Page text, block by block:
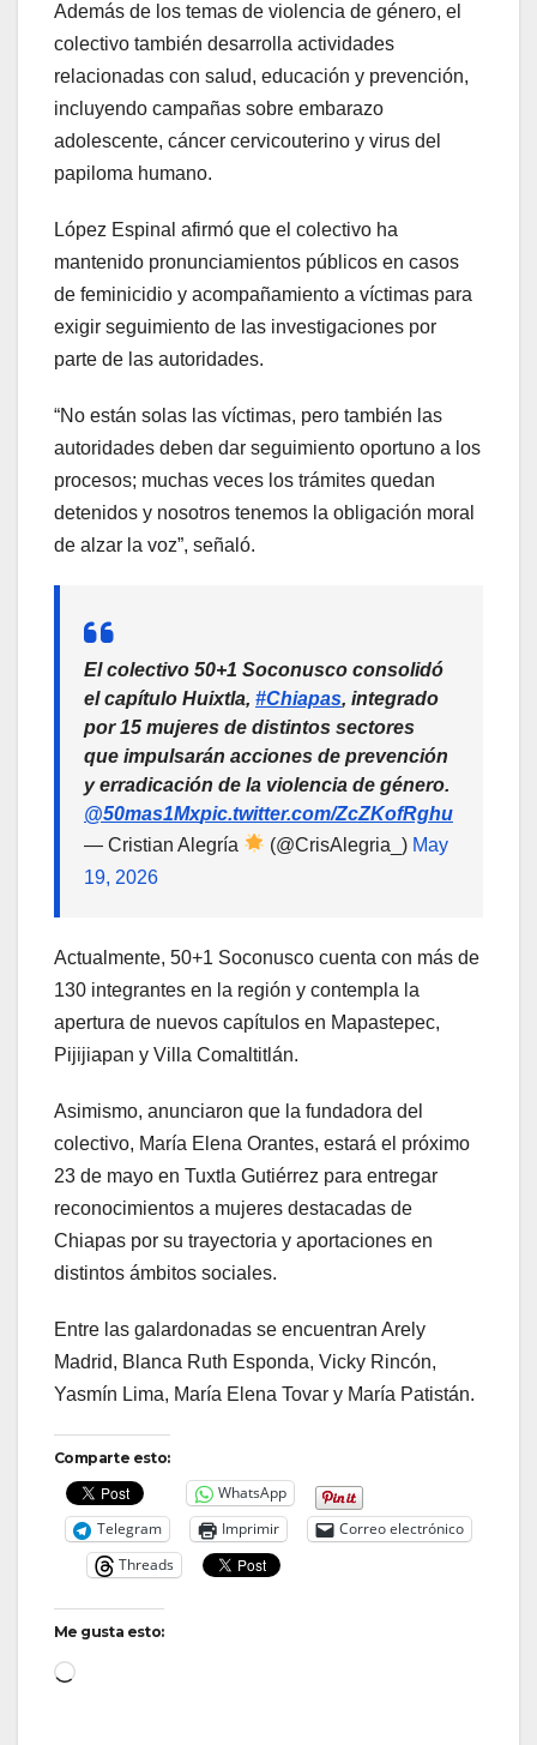
Además de los temas de violencia de género, el
colectivo también desarrolla actividades
relacionadas con salud, educación y prevención,
incluyendo campañas sobre embarazo
adolescente, cáncer cervicouterino y virus del
papiloma humano.
López Espinal afirmó que el colectivo ha
mantenido pronunciamientos públicos en casos
de feminicidio y acompañamiento a víctimas para
exigir seguimiento de las investigaciones por
parte de las autoridades.
“No están solas las víctimas, pero también las
autoridades deben dar seguimiento oportuno a los
procesos; muchas veces los trámites quedan
detenidos y nosotros tenemos la obligación moral
de alzar la voz”, señaló.
El colectivo 50+1 Soconusco consolidó
el capítulo Huixtla, #Chiapas, integrado
por 15 mujeres de distintos sectores
que impulsarán acciones de prevención
y erradicación de la violencia de género.
@50mas1Mxpic.twitter.com/ZcZKofRghu
— Cristian Alegría
(@CrisAlegria_) May
19, 2026
Actualmente, 50+1 Soconusco cuenta con más de
130 integrantes en la región y contempla la
apertura de nuevos capítulos en Mapastepec,
Pijijiapan y Villa Comaltitlán.
Asimismo, anunciaron que la fundadora del
colectivo, María Elena Orantes, estará el próximo
23 de mayo en Tuxtla Gutiérrez para entregar
reconocimientos a mujeres destacadas de
Chiapas por su trayectoria y aportaciones en
distintos ámbitos sociales.
Entre las galardonadas se encuentran Arely
Madrid, Blanca Ruth Esponda, Vicky Rincón,
Yasmín Lima, María Elena Tovar y María Patistán.
Comparte esto:
WhatsApp
Telegram
Imprimir
Correo electrónico
Threads
Me gusta esto:
Loading…